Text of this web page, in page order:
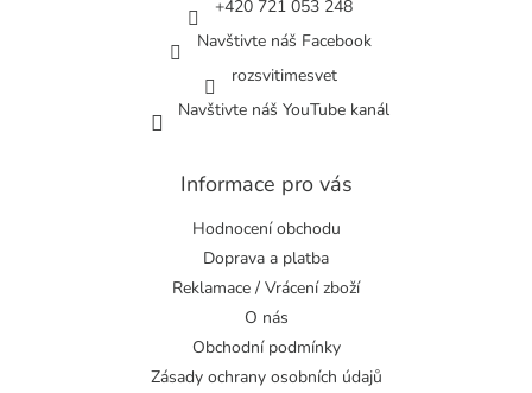
+420 721 053 248
Navštivte náš Facebook
rozsvitimesvet
Navštivte náš YouTube kanál
Informace pro vás
Hodnocení obchodu
Doprava a platba
Reklamace / Vrácení zboží
O nás
Obchodní podmínky
Zásady ochrany osobních údajů